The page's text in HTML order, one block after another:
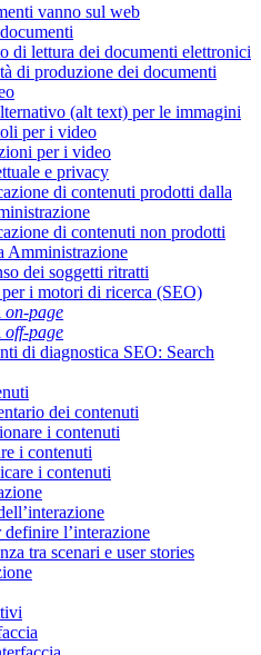
vanno sul web
di lettura dei documenti elettronici
di produzione dei documenti
(alt text) per le immagini
per i video
per i video
e privacy
di contenuti prodotti dalla
di contenuti non prodotti
Amministrazione
dei soggetti ritratti
i motori di ricerca (SEO)
on-page
off-page
di diagnostica SEO: Search
dei contenuti
i contenuti
i contenuti
i contenuti
definire l’interazione
tra scenari e user stories